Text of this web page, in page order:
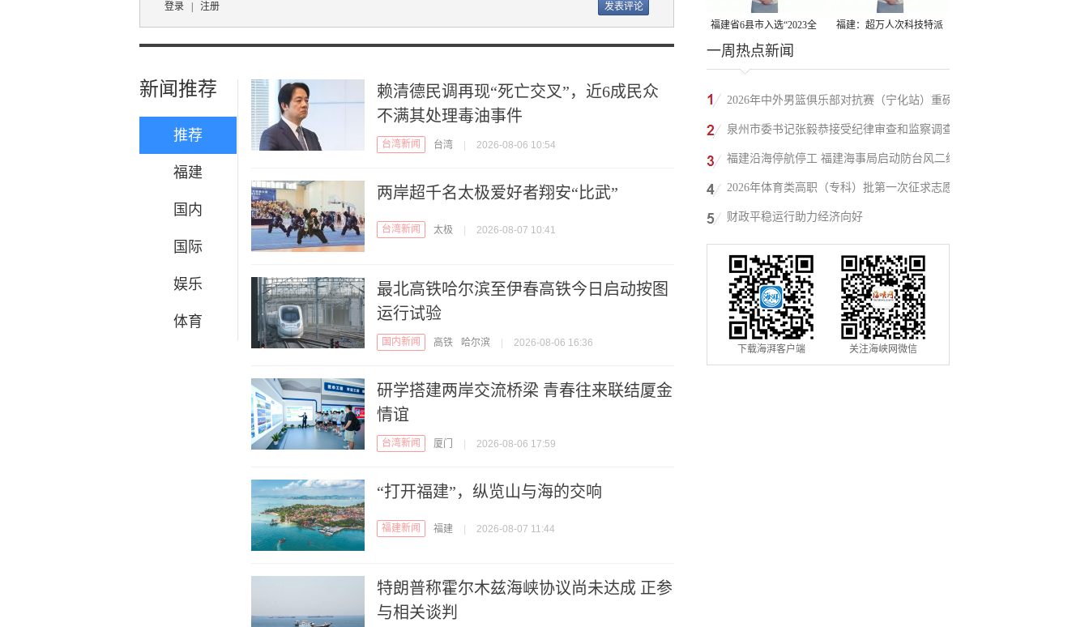
登录 注册
新闻推荐
推荐
福建
国内
国际
娱乐
体育
赖清德民调再现“死亡交叉”，近6成民众
不满其处理毒油事件
台湾新闻 台湾 2026-08-06 10:54
两岸超千名太极爱好者翔安“比武”
台湾新闻 太极 2026-08-07 10:41
最北高铁哈尔滨至伊春高铁今日启动按图
运行试验
国内新闻 高铁 哈尔滨 2026-08-06 16:36
研学搭建两岸交流桥梁 青春往来联结厦金
情谊
台湾新闻 厦门 2026-08-06 17:59
“打开福建”，纵览山与海的交响
福建新闻 福建 2026-08-07 11:44
特朗普称霍尔木兹海峡协议尚未达成 正参
与相关谈判
福建省6县市入选“2023全
国县域发展潜力百强县”
福建：超万人次科技特派
一周热点新闻
2026年中外男篮俱乐部对抗赛（宁化站）重磅
来袭！抢票通道即将开启→
泉州市委书记张毅恭接受纪律审查和监察调查
福建沿海停航停工 福建海事局启动防台风二级
应急响应
2026年体育类高职（专科）批第一次征求志愿
填报
财政平稳运行助力经济向好
下载海湃客户端 关注海峡网微信